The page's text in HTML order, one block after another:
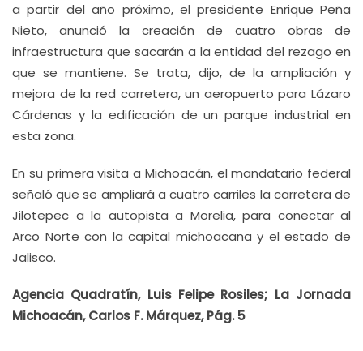
a partir del año próximo, el presidente Enrique Peña
Nieto, anunció la creación de cuatro obras de
infraestructura que sacarán a la entidad del rezago en
que se mantiene. Se trata, dijo, de la ampliación y
mejora de la red carretera, un aeropuerto para Lázaro
Cárdenas y la edificación de un parque industrial en
esta zona.
En su primera visita a Michoacán, el mandatario federal
señaló que se ampliará a cuatro carriles la carretera de
Jilotepec a la autopista a Morelia, para conectar al
Arco Norte con la capital michoacana y el estado de
Jalisco.
Agencia Quadratín, Luis Felipe Rosiles; La Jornada
Michoacán, Carlos F. Márquez, Pág. 5